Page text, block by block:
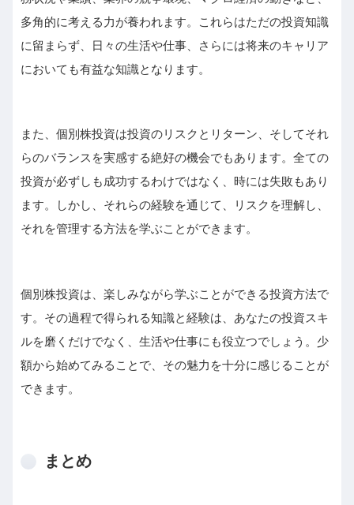
多角的に考える力が養われます。これらはただの投資知識
に留まらず、日々の生活や仕事、さらには将来のキャリア
においても有益な知識となります。
また、個別株投資は投資のリスクとリターン、そしてそれ
らのバランスを実感する絶好の機会でもあります。全ての
投資が必ずしも成功するわけではなく、時には失敗もあり
ます。しかし、それらの経験を通じて、リスクを理解し、
それを管理する方法を学ぶことができます。
個別株投資は、楽しみながら学ぶことができる投資方法で
す。その過程で得られる知識と経験は、あなたの投資スキ
ルを磨くだけでなく、生活や仕事にも役立つでしょう。少
額から始めてみることで、その魅力を十分に感じることが
できます。
まとめ